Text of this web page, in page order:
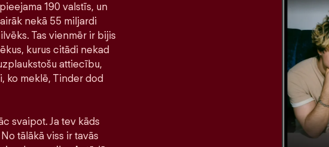
190 valstīs, un
nekā 55 miljardi
Tas vienmēr ir bijis
kurus citādi nekad
attiecību,
ko meklē, Tinder dod
svaipot. Ja tev kāds
tālākā viss ir tavās